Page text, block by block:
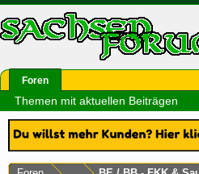
Foren
Themen mit aktuellen Beiträgen